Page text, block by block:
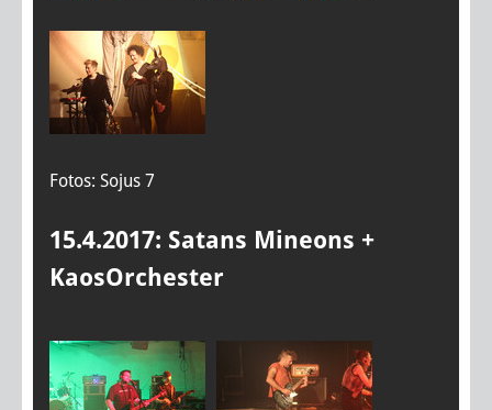
Fotos: Sojus 7
15.4.2017: Satans Mineons +
KaosOrchester